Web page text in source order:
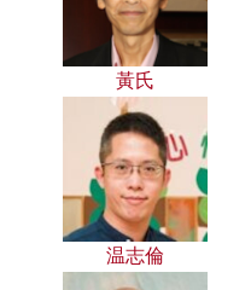
黃氏
温志倫